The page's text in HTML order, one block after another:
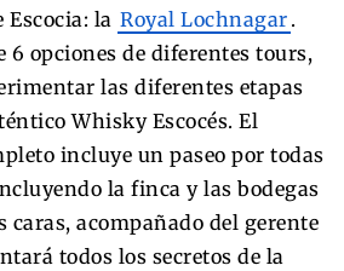
la Royal Lochnagar .
6 opciones de diferentes tours,
las diferentes etapas
Whisky Escocés. El
incluye un paseo por todas
la finca y las bodegas
caras, acompañado del gerente
todos los secretos de la